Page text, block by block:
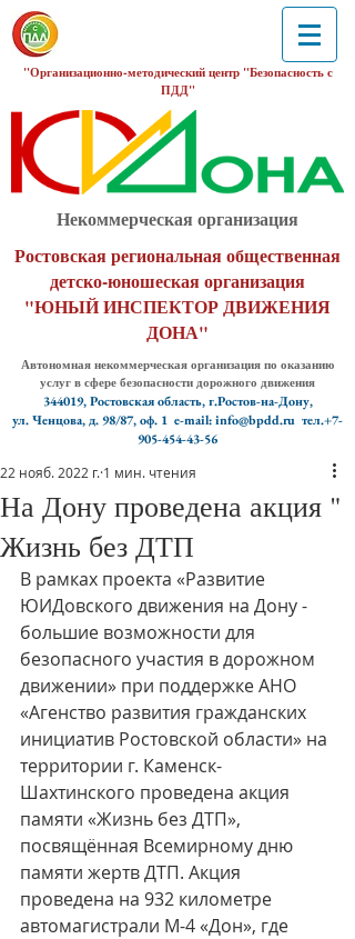
"Организационно-методический центр "Безопасность с
ПДД"
Некоммерческая организация
Ростовская региональная общественная
детско-юношеская организация
"ЮНЫЙ ИНСПЕКТОР ДВИЖЕНИЯ
ДОНА"
Автономная некоммерческая организация по оказанию
услуг в сфере безопасности дорожного движения
344019, Ростовская область, г.Ростов-на-Дону,
ул. Ченцова, д. 98/87, оф. 1 e-mail: info@bpdd.ru тел.+7-
905-454-43-56
На Дону проведена акция "
Жизнь без ДТП
22 нояб. 2022 г. 1 мин. чтения
В рамках проекта «Развитие
ЮИДовского движения на Дону -
большие возможности для
безопасного участия в дорожном
движении» при поддержке АНО
«Агенство развития гражданских
инициатив Ростовской области» на
территории г. Каменск-
Шахтинского проведена акция
памяти «Жизнь без ДТП»,
посвящённая Всемирному дню
памяти жертв ДТП. Акция
проведена на 932 километре
автомагистрали М-4 «Дон», где